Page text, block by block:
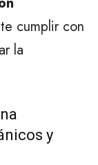
cumplir con
la
y